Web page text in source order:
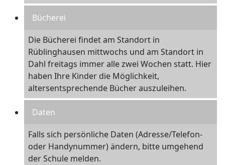
Bücherei
Die Bücherei findet am Standort in
Rüblinghausen mittwochs und am Standort in
Dahl freitags immer alle zwei Wochen statt. Hier
haben Ihre Kinder die Möglichkeit,
altersentsprechende Bücher auszuleihen.
Daten
Falls sich persönliche Daten (Adresse/Telefon-
oder Handynummer) ändern, bitte umgehend
der Schule melden.